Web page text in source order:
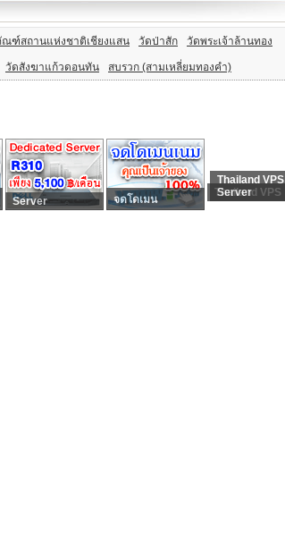
ฑ์สถานแห่งชาติเชียงแสน วัดป่าสัก วัดพระเจ้าล้านทอง
วัดสังฆาแก้วดอนทัน สบรวก (สามเหลี่ยมทองคำ)
Server จดโดเมน
Thailand VPS
Thailand VPS
Server